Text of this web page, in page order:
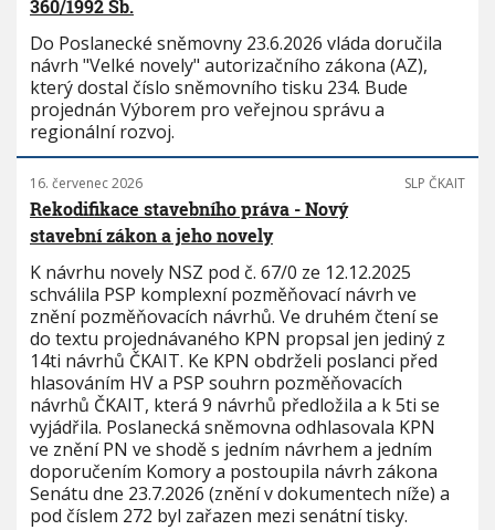
360/1992 Sb.
Do Poslanecké sněmovny 23.6.2026 vláda doručila
návrh "Velké novely" autorizačního zákona (AZ),
který dostal číslo sněmovního tisku 234. Bude
projednán Výborem pro veřejnou správu a
regionální rozvoj.
16. červenec 2026 SLP ČKAIT
Rekodifikace stavebního práva - Nový
stavební zákon a jeho novely
K návrhu novely NSZ pod č. 67/0 ze 12.12.2025
schválila PSP komplexní pozměňovací návrh ve
znění pozměňovacích návrhů. Ve druhém čtení se
do textu projednávaného KPN propsal jen jediný z
14ti návrhů ČKAIT. Ke KPN obdrželi poslanci před
hlasováním HV a PSP souhrn pozměňovacích
návrhů ČKAIT, která 9 návrhů předložila a k 5ti se
vyjádřila. Poslanecká sněmovna odhlasovala KPN
ve znění PN ve shodě s jedním návrhem a jedním
doporučením Komory a postoupila návrh zákona
Senátu dne 23.7.2026 (znění v dokumentech níže) a
pod číslem 272 byl zařazen mezi senátní tisky.